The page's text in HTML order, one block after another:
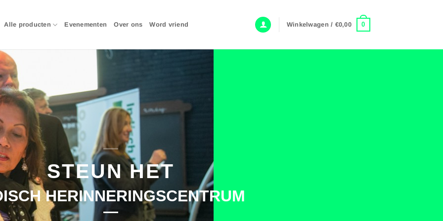
Alle producten Evenementen Over ons Word vriend Winkelwagen / €0,00 0
STEUN HET
HERINNERINGSCENTRUM